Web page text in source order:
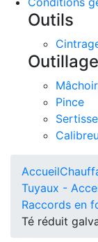
Outils
Pince
Accueil
Tuyaux -
Raccords en
Té réduit